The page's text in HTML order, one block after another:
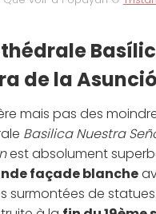
de la
mais pas des
Basilica Nuestra
est absolument
façade blanche
surmontées de